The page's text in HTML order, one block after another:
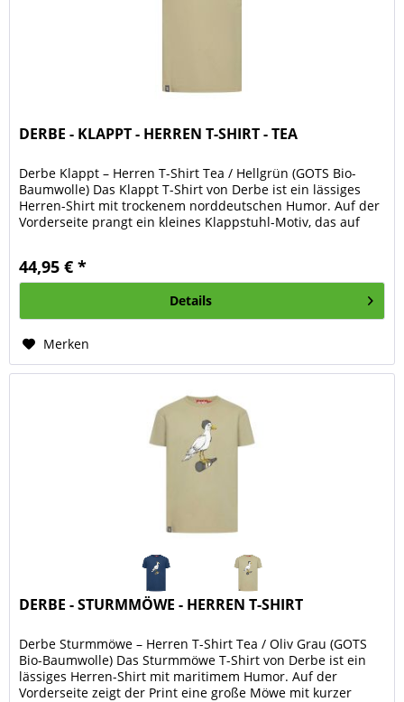
DERBE - KLAPPT - HERREN T-SHIRT - TEA
Derbe Klappt – Herren T-Shirt Tea / Hellgrün (GOTS Bio-
Baumwolle) Das Klappt T-Shirt von Derbe ist ein lässiges
Herren-Shirt mit trockenem norddeutschen Humor. Auf der
Vorderseite prangt ein kleines Klappstuhl-Motiv, das auf
44,95 € *
Details
Merken
DERBE - STURMMÖWE - HERREN T-SHIRT
Derbe Sturmmöwe – Herren T-Shirt Tea / Oliv Grau (GOTS
Bio-Baumwolle) Das Sturmmöwe T-Shirt von Derbe ist ein
lässiges Herren-Shirt mit maritimem Humor. Auf der
Vorderseite zeigt der Print eine große Möwe mit kurzer